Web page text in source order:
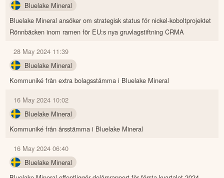
Bluelake Mineral
Bluelake Mineral ansöker om strategisk status för nickel-koboltprojektet
Rönnbäcken inom ramen för EU:s nya gruvlagstiftning CRMA
28 May 2024 11:39
Bluelake Mineral
Kommuniké från extra bolagsstämma i Bluelake Mineral
16 May 2024 10:02
Bluelake Mineral
Kommuniké från årsstämma i Bluelake Mineral
16 May 2024 06:40
Bluelake Mineral